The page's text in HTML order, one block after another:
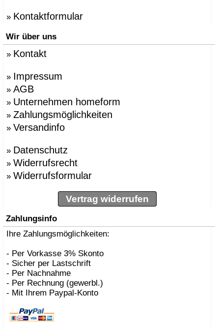
» Kontaktformular
Wir über uns
» Kontakt
» Impressum
» AGB
» Unternehmen homeform
» Zahlungsmöglichkeiten
» Versandinfo
» Datenschutz
» Widerrufsrecht
» Widerrufsformular
Vertrag widerrufen
Zahlungsinfo
Ihre Zahlungsmöglichkeiten:
- Per Vorkasse 3% Skonto
- Sicher per Lastschrift
- Per Nachnahme
- Per Rechnung (gewerbl.)
- Mit Ihrem Paypal-Konto